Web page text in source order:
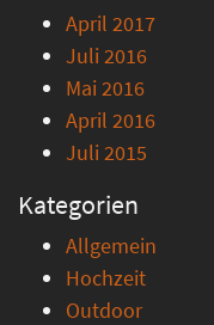
April 2017
Juli 2016
Mai 2016
April 2016
Juli 2015
Kategorien
Allgemein
Hochzeit
Outdoor